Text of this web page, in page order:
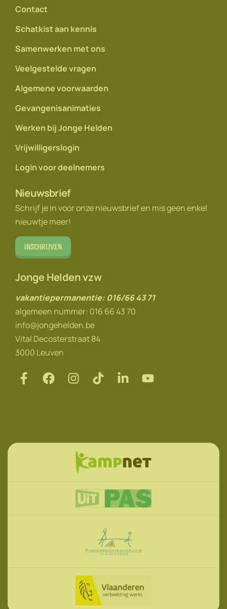
Contact
Schatkist aan kennis
Samenwerken met ons
Veelgestelde vragen
Algemene voorwaarden
Gevangenisanimaties
Werken bij Jonge Helden
Vrijwilligerslogin
Login voor deelnemers
Nieuwsbrief
Schrijf je in voor onze nieuwsbrief en mis geen enkel
nieuwtje meer!
Inschrijven
Jonge Helden vzw
vakantiepermanentie: 016/66 43 71
algemeen nummer: 016 66 43 70
info@jongehelden.be
Vital Decosterstraat 84
3000 Leuven